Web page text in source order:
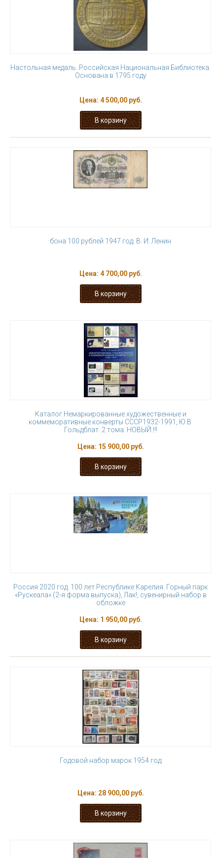
Настольная медаль. Российская Национальная Библиотека.
Основана в 1795 году
Цена: 4 500,00 руб.
бона 100 рублей 1947 год. В. И. Ленин
Цена: 4 700,00 руб.
Каталог Немаркированные художественные и
коммеморативные конверты СССР1932-1991, Ю.В.
Гольдблат. 2 тома. НОВЫЙ.!!!
Цена: 15 900,00 руб.
Россия 2020 год. 100 лет Республике Карелия. Горный парк
«Рускеала» (2-я форма выпуска), Лак!, сувенирный набор в
обложке
Цена: 1 950,00 руб.
Годовой набор марок 1954 год
Цена: 28 900,00 руб.